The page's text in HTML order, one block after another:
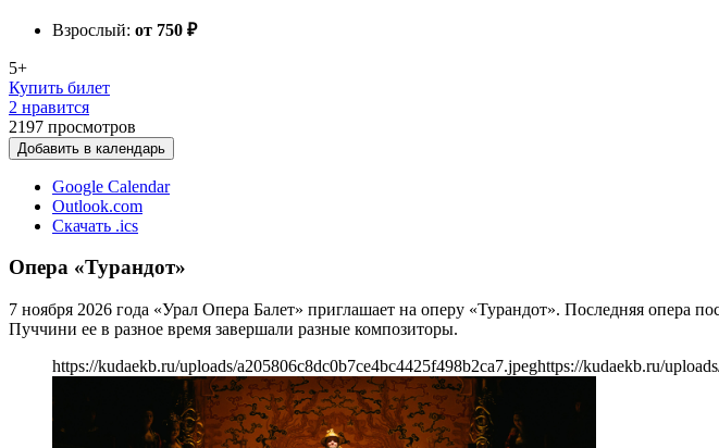
Взрослый: от 750 ₽
5+
Купить билет
2 нравится
2197 просмотров
Добавить в календарь
Google Calendar
Outlook.com
Скачать .ics
Опера «Турандот»
7 ноября 2026 года «Урал Опера Балет» приглашает на оперу «Турандот». Последняя опера
Пуччини ее в разное время завершали разные композиторы.
https://kudaekb.ru/uploads/a205806c8dc0b7ce4bc4425f498b2ca7.jpeghttps://kudaekb.ru/